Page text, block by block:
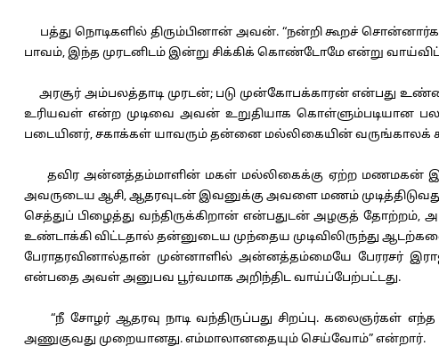
பத்து நொடிகளில் திரும்பினான் அவன். “நன்றி கூறச்
பாவம், இந்த முரடனிடம் இன்று சிக்கிக் கொண்டோமே என்று
அரசூர் அம்பலத்தாடி முரடன்; படு முன்கோபக்காரன் என்பது
உரியவள் என்ற முடிவை அவன் உறுதியாக கொள்ளும்படியான பல
படையினர், சகாக்கள் யாவரும் தன்னை மல்லிகையின்
தவிர அன்னத்தம்மாளின் மகள் மல்லிகைக்கு ஏற்ற மணமகன்
அவருடைய ஆசி, ஆதரவுடன் இவனுக்கு அவளை மணம்
செத்துப் பிழைத்து வந்திருக்கிறான் என்பதுடன் அழகுத்
உண்டாக்கி விட்டதால் தன்னுடைய முந்தைய முடிவிலிருந்து
பேராதரவினால்தான் முன்னாளில் அன்னத்தம்மையே பேரரசர்
என்பதை அவள் அனுபவ பூர்வமாக அறிந்திட வாய்ப்பேற்பட்டது.
“நீ சோழர் ஆதரவு நாடி வந்திருப்பது சிறப்பு. கலைஞர்கள்
அணுகுவது முறையானது. எம்மாலானதையும் செய்வோம்” என்றார்.